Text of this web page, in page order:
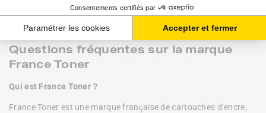
produits, ce qui facilite la résolution simple et rapide de vos
commandes en cas de souci.
Questions fréquentes sur la marque
France Toner
Qui est France Toner ?
France Toner est une marque française de cartouches d'encre,